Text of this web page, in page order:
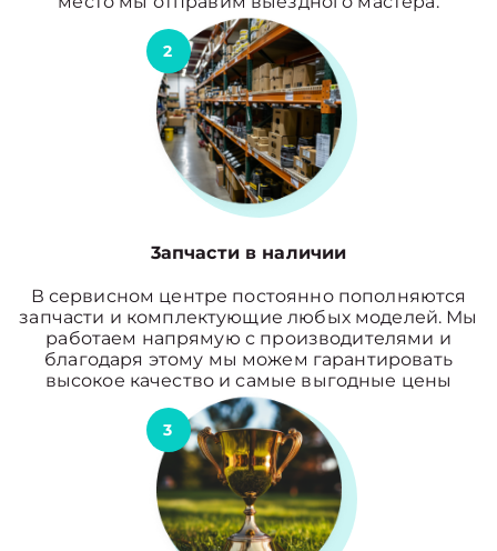
2
3апчасти в наличии
В сервисном центре постоянно пополняются
запчасти и комплектующие любых моделей. Мы
работаем напрямую с производителями и
благодаря этому мы можем гарантировать
высокое качество и самые выгодные цены
3